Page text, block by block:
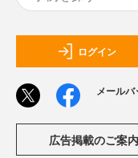
ログイン
メール
広告掲載のご案内